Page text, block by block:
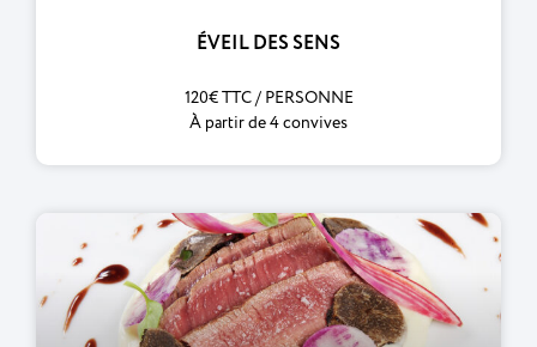
ÉVEIL DES SENS
120€ TTC / PERSONNE
À partir de 4 convives